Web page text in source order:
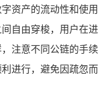
资产的流动性和使用
自由穿梭，用户在进
注意不同公链的手续
进行，避免因疏忽而